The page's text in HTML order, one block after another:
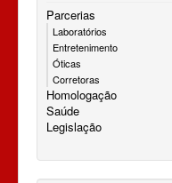
Parcerias
Laboratórios
Entretenimento
Óticas
Corretoras
Homologação
Saúde
Legislação